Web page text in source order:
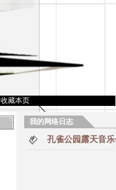
收藏本页
我的网络日志
孔雀公园露天音